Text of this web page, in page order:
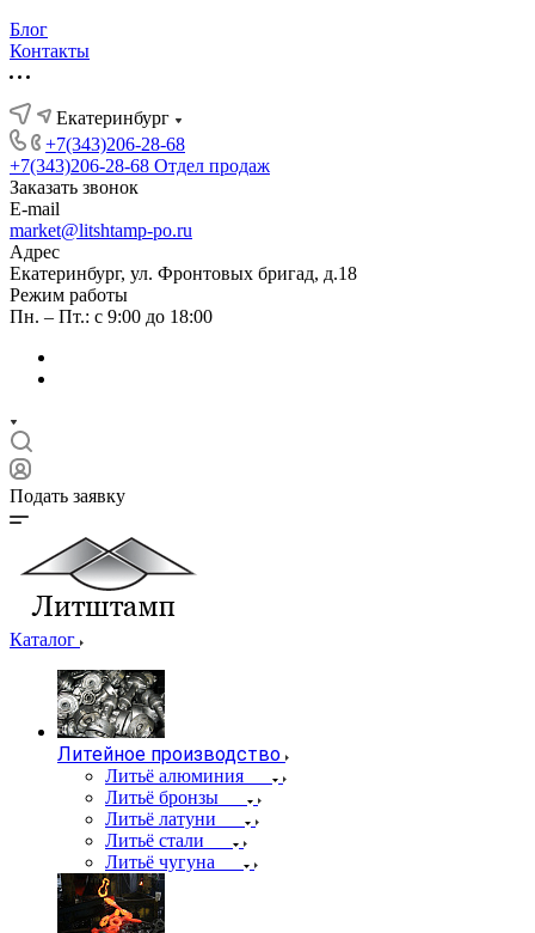
Блог
Контакты
Екатеринбург
+7(343)206-28-68
+7(343)206-28-68 Отдел продаж
Заказать звонок
E-mail
market@litshtamp-po.ru
Адрес
Екатеринбург, ул. Фронтовых бригад, д.18
Режим работы
Пн. – Пт.: с 9:00 до 18:00
Подать заявку
Каталог
Литейное производство
Литьё алюминия
Литьё бронзы
Литьё латуни
Литьё стали
Литьё чугуна